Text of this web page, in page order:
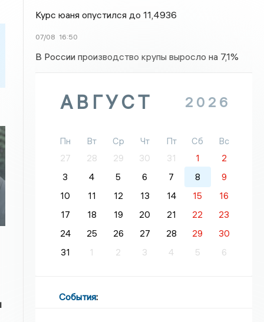
Курс юаня опустился до 11,4936
07/08 16:50
В России производство крупы выросло на 7,1%
АВГУСТ 2026
Пн Вт Ср Чт Пт Сб
Вс
27
28 29 30 31 1
2
3
4 5 6 7 8
9
10
11 12 13 14 15
16
17
18 19 20 21 22
23
24
25 26 27 28 29
30
31
1 2 3 4 5 6
События: